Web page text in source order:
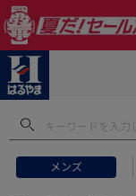
メンズ